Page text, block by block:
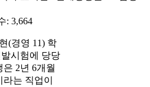
: 3,664
(경영 11) 학
시험에 당당
2년 6개월
는 직업이